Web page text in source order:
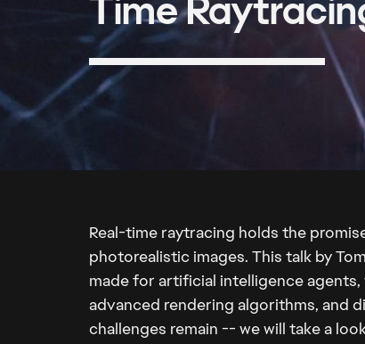
Real-time raytracing holds the
photorealistic images. This talk by
made for artificial intelligence
advanced rendering algorithms, and
challenges remain -- we will take a